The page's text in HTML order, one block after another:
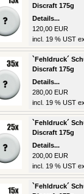
Discraft 175g
Details...
120,00 EUR
incl. 19 % UST
`Fehldruck´
Discraft 175g
Details...
280,00 EUR
incl. 19 % UST
`Fehldruck´
Discraft 175g
Details...
200,00 EUR
incl. 19 % UST
`Fehldruck´